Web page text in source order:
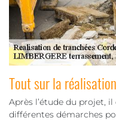
Tout sur la
Après l’étude du projet,
différentes démarches